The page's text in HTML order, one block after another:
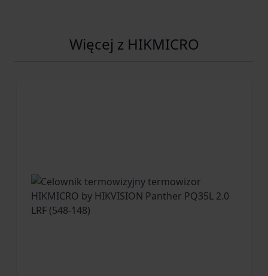
Więcej z HIKMICRO